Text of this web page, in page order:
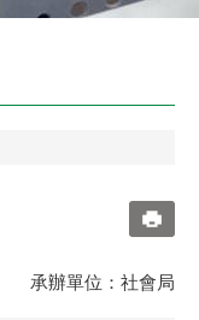
承辦單位：社會局